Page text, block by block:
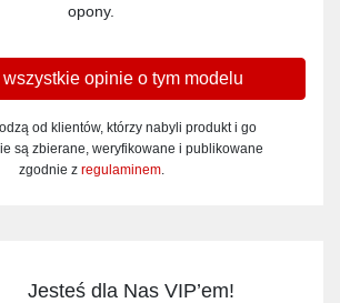
opony.
opinie o tym modelu
od klientów, którzy nabyli produkt i go
są zbierane, weryfikowane i publikowane
zgodnie z regulaminem.
Jesteś dla Nas VIP’em!